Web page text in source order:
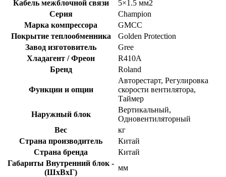
Кабель межблочной связи
5×1.5 мм2
Серия
Champion
Марка компрессора
GMCC
Покрытие теплообменника
Golden Protection
Завод изготовитель
Gree
Хладагент / Фреон
R410A
Бренд
Roland
Функции и опции
Авторестарт, Регулировка
скорости вентилятора,
Таймер
Наружный блок
Вертикальный,
Одновентиляторный
Вес
кг
Страна производитель
Китай
Страна бренда
Китай
Габариты Внутренний блок -
(ШхВхГ)
мм